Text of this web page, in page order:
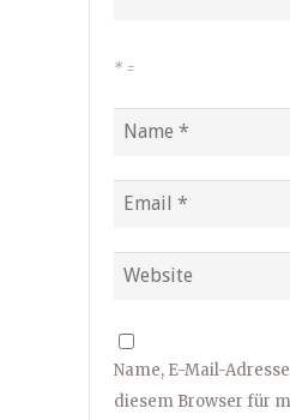
* =
Name, E-Mail-
diesem Browser für